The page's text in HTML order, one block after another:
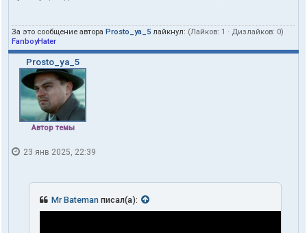
За это сообщение автора Prosto_ya_5 лайкнул: (Лайков: 1 · Дизлайков: 0)
FanboyHater
Prosto_ya_5
Автор темы
23 янв 2025, 22:39
Mr Bateman писал(а):